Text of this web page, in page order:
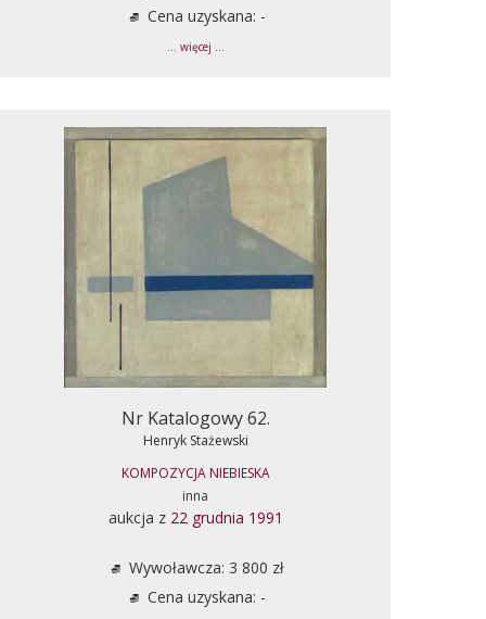
Cena uzyskana: -
... więcej ...
Nr Katalogowy 62.
Henryk Stażewski
KOMPOZYCJA NIEBIESKA
inna
aukcja z 22 grudnia 1991
Wywoławcza: 3 800 zł
Cena uzyskana: -